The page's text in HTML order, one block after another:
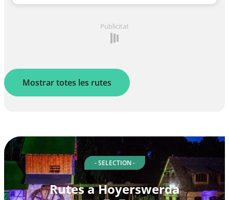
Publicitat
Mostrar totes les rutes
- SELECTION -
Rutes a Hoyerswerda